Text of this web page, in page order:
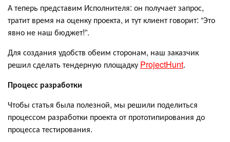
А теперь представим Исполнителя: он получает запрос,
тратит время на оценку проекта, и тут клиент говорит: “Это
явно не наш бюджет!”.
Для создания удобств обеим сторонам, наш заказчик
решил сделать тендерную площадку ProjectHunt.
Процесс разработки
Чтобы статья была полезной, мы решили поделиться
процессом разработки проекта от прототипирования до
процесса тестирования.